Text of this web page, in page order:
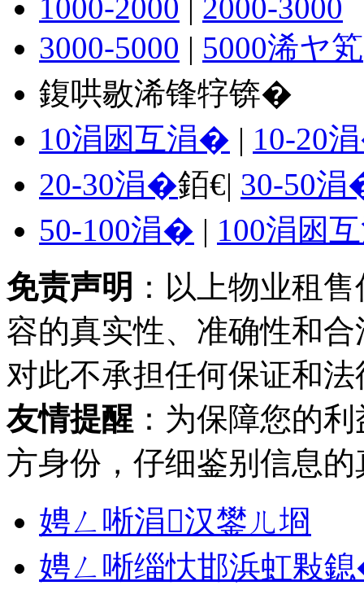
1000-2000
2000-3000
3000-5000 | 5000浠ヤ笂
鍑哄敭浠锋牸锛�
10涓囦互涓� | 10-20
20-30涓�銆€| 30-50
50-100涓� | 100涓囦
免责声明 ：以上物业租
容的真实性、准确性和
对此不承担任何保证和
友情提醒 ：为保障您的
方身份，仔细鉴别信息
娉ㄥ唽涓汉鐢ㄦ埛
娉ㄥ唽缁忕邯浜虹敤